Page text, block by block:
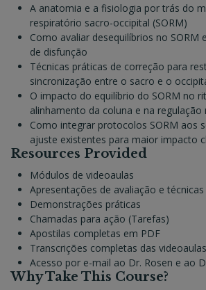
A anatomia e a fisiologia por trás do
respiratório sacro-occipital (SORM)
Como avaliar desequilíbrios no SORM
de disfunção
Técnicas práticas de correção para
sincronização entre o sacro e o
O impacto do equilíbrio do SORM no
alinhamento da coluna e na regulação
Como integrar protocolos SORM aos
ajuste existentes para maior impacto
Resources Provided
Módulos de videoaulas
Apresentações de avaliação e técnicas
Demonstrações práticas
Chamadas para ação (Tarefas)
Apostilas completas em PDF
Transcrições completas das videoaulas
Acesso por e-mail ao Dr. Rosen e ao
Why Take This Course?